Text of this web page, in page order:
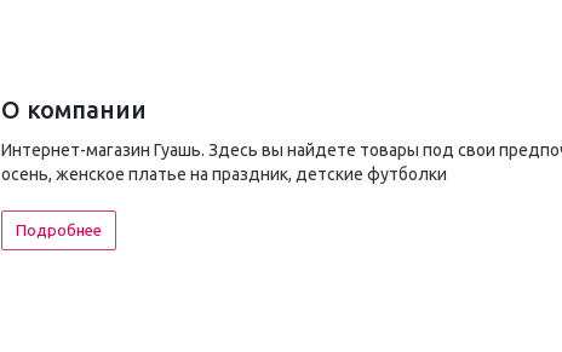
О компании
Интернет-магазин Гуашь. Здесь вы найдете товары под свои
осень, женское платье на праздник, детские футболки
Подробнее